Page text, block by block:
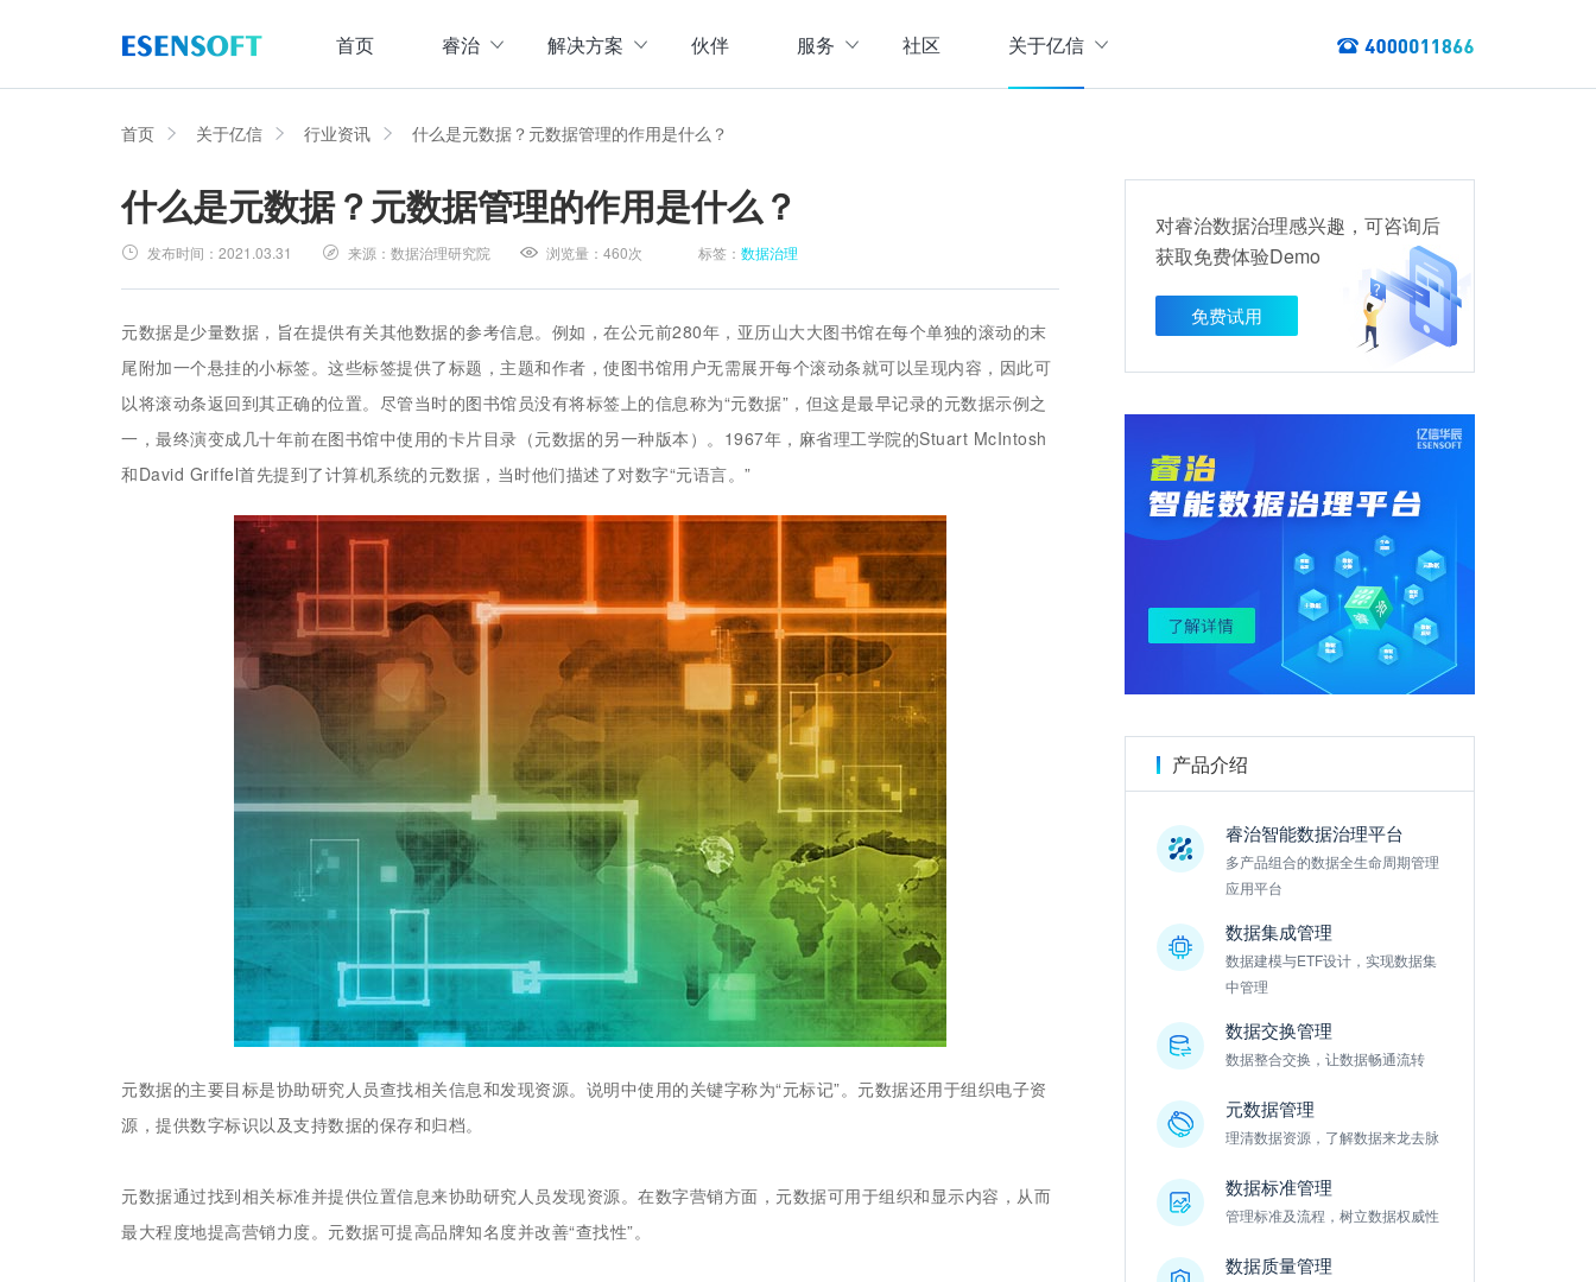
首页 睿治
睿治智能数据治理平台
数据采集
数据集成管理
数据建模与ETF设计，实现数据集中
数据交换管理
数据整合交换，让数据畅通流转
数据存储
实时计算存储
企业级实时大数据管理，支撑实时决
理清数据资源，了解数据来龙去脉
数据标准管理
管理标准及流程，树立数据权威性
数据质量管理
主数据管理
集中统一管理，构建企业黄金数据
数据服务
数据资产管理
提供各类数据应用服务，实现资产价
值最大化
解决方案
数据治理全域解决方案
大数据治理方案
从采、存、管、用四大方面构建数据治理体系，实现数字化经营
大数据资产管理方案
集数据集成、数据治理、资产规划开发、资产运营等场景应用于一体
主数据管理方案
主数据全生命周期管理，保障主数据一致性、权威性、共享性，提高企业运营效率
数据标准化及质量管控方案
以元数据管理摸清家底，以资产编目盘点数据资产，提供数据服务
指标体系建设方案
面向业务和技术提供指标管理指标分析等服务的指标统一管理平台
数据仓库及商业智能方案
集数据采集补录、数据ETL建模、数据实时存储、数据分析展现等应用场景于一体
涵盖数据存储、数据集成、数据交换、数据共享等方面，为企业用户提供云原生仓湖一
体解决方案
伙伴 服务 社区 关于亿信
首页 关于亿信 行业资讯 什么是元数据？元数据管理的作用是什么？
什么是元数据？元数据管理的作用是什么？
发布时间： 2021.03.31 来源： 数据治理研究院 浏览量： 460次 标签： 数据治理
元数据是少量数据，旨在提供有关其他数据的参考信息。例如，在公元前280年，亚历山大大图书馆在每个单独的滚动的末
尾附加一个悬挂的小标签。这些标签提供了标题，主题和作者，使图书馆用户无需展开每个滚动条就可以呈现内容，因此可
以将滚动条返回到其正确的位置。尽管当时的图书馆员没有将标签上的信息称为“元数据”，但这是最早记录的元数据示例之
一，最终演变成几十年前在图书馆中使用的卡片目录（元数据的另一种版本）。1967年，麻省理工学院的Stuart McIntosh
和David Griffel首先提到了计算机系统的元数据，当时他们描述了对数字“元语言。”
元数据的主要目标是协助研究人员查找相关信息和发现资源。说明中使用的关键字称为“元标记”。元数据还用于组织电子资
源，提供数字标识以及支持数据的保存和归档。
元数据通过找到相关标准并提供位置信息来协助研究人员发现资源。在数字营销方面，元数据可用于组织和显示内容，从而
最大程度地提高营销力度。元数据可提高品牌知名度并改善“查找性”。
对睿治数据治理感兴趣，可咨询后
获取免费体验Demo
免费试用
产品介绍
睿治智能数据治理平台
多产品组合的数据全生命周期管理
应用平台
数据集成管理
数据建模与ETF设计，实现数据集
中管理
数据交换管理
数据整合交换，让数据畅通流转
元数据管理
理清数据资源，了解数据来龙去脉
数据标准管理
管理标准及流程，树立数据权威性
数据质量管理